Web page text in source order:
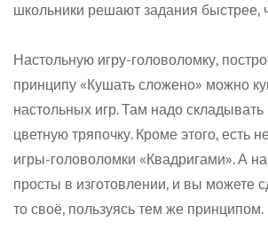
школьники решают задания быстрее,
Настольную игру-головоломку,
принципу «Кушать сложено» можно
настольных игр. Там надо складывать
цветную тряпочку. Кроме этого, есть
игры-головоломки «Квадригами». А
просты в изготовлении, и вы можете
то своё, пользуясь тем же принципом.